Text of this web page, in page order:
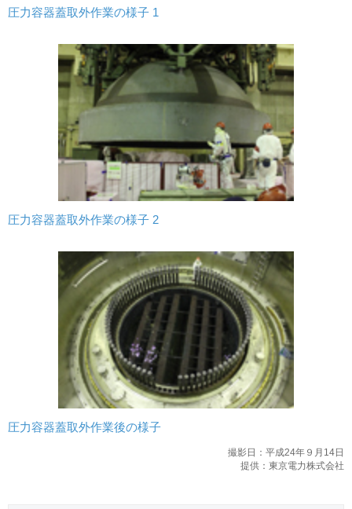
圧力容器蓋取外作業の様子 1
圧力容器蓋取外作業の様子 2
圧力容器蓋取外作業後の様子
撮影日：平成24年９月14日
提供：東京電力株式会社